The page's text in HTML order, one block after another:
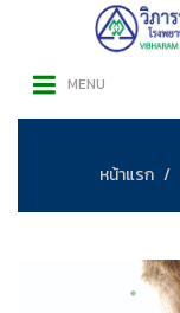
MENU
หน้าแรก